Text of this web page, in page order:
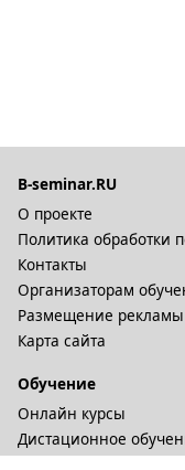
B-seminar.RU
О проекте
Политика обработки
Контакты
Организаторам
Размещение рекламы
Карта сайта
Обучение
Онлайн курсы
Дистационное